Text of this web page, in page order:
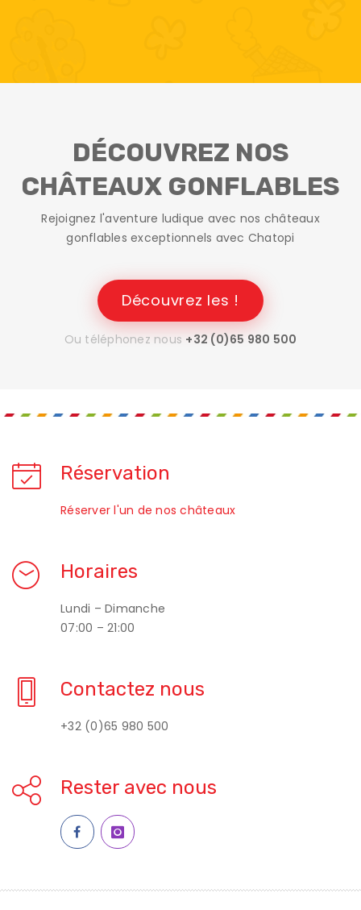
DÉCOUVREZ NOS
CHÂTEAUX GONFLABLES
Rejoignez l'aventure ludique avec nos châteaux
gonflables exceptionnels avec Chatopi
Découvrez les !
Ou téléphonez nous +32 (0)65 980 500
Réservation
Réserver l'un de nos châteaux
Horaires
Lundi – Dimanche
07:00 – 21:00
Contactez nous
+32 (0)65 980 500
Rester avec nous